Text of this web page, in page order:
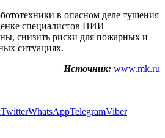
в опасном деле тушения
специалистов НИИ
снизить риски для пожарных и
ситуациях.
Источник: www.mk.ru
TwitterWhatsAppTelegramViber